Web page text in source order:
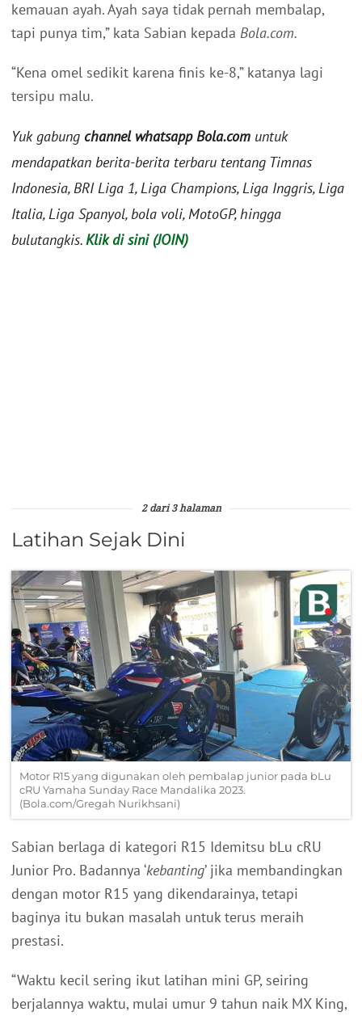
kemauan ayah. Ayah saya tidak pernah membalap,
tapi punya tim,” kata Sabian kepada Bola.com.
“Kena omel sedikit karena finis ke-8,” katanya lagi
tersipu malu.
Yuk gabung channel whatsapp Bola.com untuk
mendapatkan berita-berita terbaru tentang Timnas
Indonesia, BRI Liga 1, Liga Champions, Liga Inggris, Liga
Italia, Liga Spanyol, bola voli, MotoGP, hingga
bulutangkis.Klik di sini (JOIN)
2 dari 3 halaman
Latihan Sejak Dini
Motor R15 yang digunakan oleh pembalap junior pada bLu
cRU Yamaha Sunday Race Mandalika 2023.
(Bola.com/Gregah Nurikhsani)
Sabian berlaga di kategori R15 Idemitsu bLu cRU
Junior Pro. Badannya ‘kebanting’ jika membandingkan
dengan motor R15 yang dikendarainya, tetapi
baginya itu bukan masalah untuk terus meraih
prestasi.
“Waktu kecil sering ikut latihan mini GP, seiring
berjalannya waktu, mulai umur 9 tahun naik MX King,